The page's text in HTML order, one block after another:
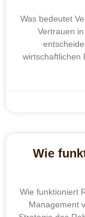
Was bedeutet
Vertrauen
wirtschaftlichen
Wie
Wie funktioniert
Management